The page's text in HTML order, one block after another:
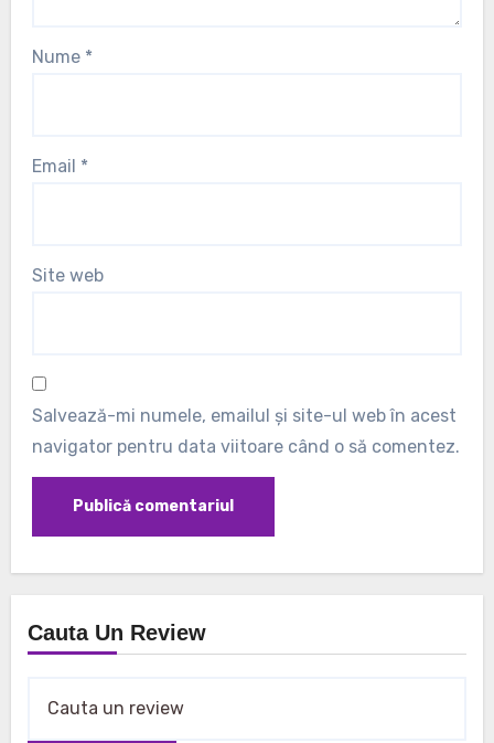
Nume *
Email *
Site web
Salvează-mi numele, emailul și site-ul web în acest
navigator pentru data viitoare când o să comentez.
Cauta Un Review